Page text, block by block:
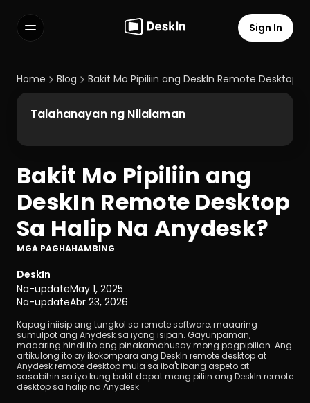
FAQs
Select Language
Terms of Service
Privacy Policy
Sign In
Home Blog Bakit Mo Pipiliin ang DeskIn Remote Desktop
Bakit Mo Pipiliin ang
DeskIn Remote Desktop
Sa Halip Na Anydesk?
MGA PAGHAHAMBING
DeskIn
Na-updateMay 1, 2025
Na-updateAbr 23, 2026
Kapag iniisip ang tungkol sa remote software, maaaring
sumulpot ang Anydesk sa iyong isipan. Gayunpaman,
maaaring hindi ito ang pinakamahusay mong pagpipilian. Ang
artikulong ito ay ikokompara ang DeskIn remote desktop at
Anydesk remote desktop mula sa iba't ibang aspeto at
sasabihin sa iyo kung bakit dapat mong piliin ang DeskIn remote
desktop sa halip na Anydesk.
Talahanayan ng Nilalaman